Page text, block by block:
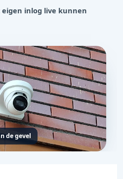
eigen inlog live kunnen
de gevel